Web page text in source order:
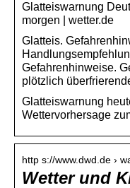
Glatteiswarnung
morgen | wetter.de
Glatteis.
Gefahrenhinweise.
plötzlich
Glatteiswarnung
Wettervorhersage
http s://www.dwd.de ›
Wetter und